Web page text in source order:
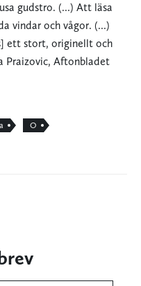
gudstro. (...) Att läsa
vindar och vågor. (...)
ett stort, originellt och
Praizovic, Aftonbladet
O